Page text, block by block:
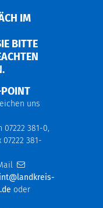
IM
BITTE V
S
uns
07222 381-0,
07222 381-
oder